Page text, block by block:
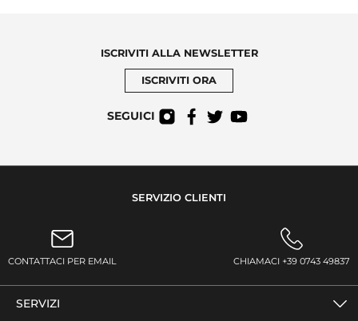
ISCRIVITI ALLA NEWSLETTER
ISCRIVITI ORA
SEGUICI
SERVIZIO CLIENTI
CONTATTACI PER EMAIL CHIAMACI +39 0743 49837
SERVIZI